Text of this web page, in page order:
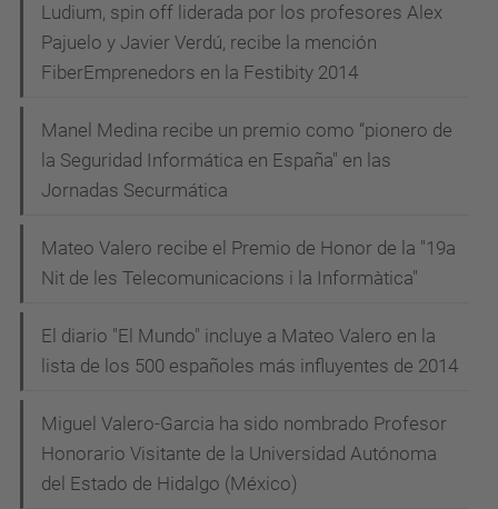
Ludium, spin off liderada por los profesores Alex
Pajuelo y Javier Verdú, recibe la mención
FiberEmprenedors en la Festibity 2014
Manel Medina recibe un premio como “pionero de
la Seguridad Informática en España" en las
Jornadas Securmática
Mateo Valero recibe el Premio de Honor de la "19a
Nit de les Telecomunicacions i la Informàtica"
El diario "El Mundo" incluye a Mateo Valero en la
lista de los 500 españoles más influyentes de 2014
Miguel Valero-Garcia ha sido nombrado Profesor
Honorario Visitante de la Universidad Autónoma
del Estado de Hidalgo (México)